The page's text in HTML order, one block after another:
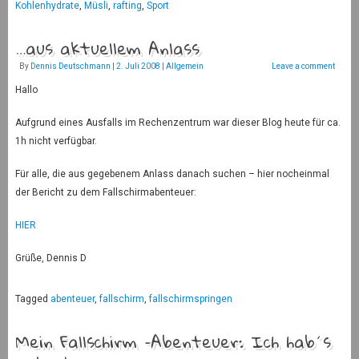
Kohlenhydrate, Müsli, rafting, Sport
…aus aktuellem Anlass
By Dennis Deutschmann 2. Juli 2008 Allgemein Leave a comment
Hallo
Aufgrund eines Ausfalls im Rechenzentrum war dieser Blog heute für ca.
1h nicht verfügbar.
Für alle, die aus gegebenem Anlass danach suchen – hier nocheinmal
der Bericht zu dem Fallschirmabenteuer:
HIER
Grüße, Dennis D
Tagged abenteuer,fallschirm,fallschirmspringen
Mein Fallschirm –Abenteuer: Ich hab´s